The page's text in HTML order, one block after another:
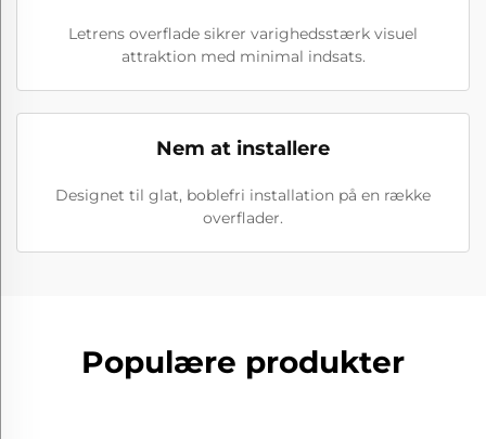
Letrens overflade sikrer varighedsstærk visuel
attraktion med minimal indsats.
Nem at installere
Designet til glat, boblefri installation på en række
overflader.
Populære produkter